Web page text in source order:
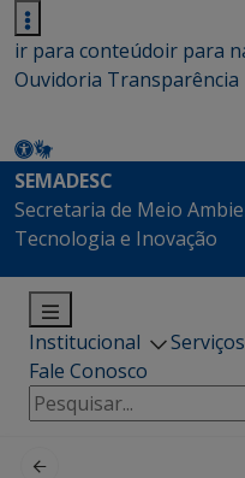
ir para conteúdoir para
Ouvidoria Transparência
SEMADESC
Secretaria de Meio
Tecnologia e Inovação
Institucional Serviços
Fale Conosco
Pesquisar
por: